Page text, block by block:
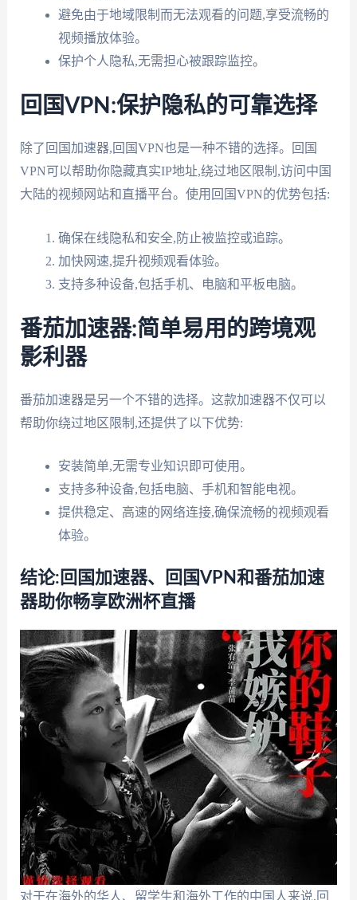
避免由于地域限制而无法观看的问题,享受流畅的
视频播放体验。
保护个人隐私,无需担心被跟踪监控。
回国VPN:保护隐私的可靠选择
除了回国加速器,回国VPN也是一种不错的选择。回国
VPN可以帮助你隐藏真实IP地址,绕过地区限制,访问中国
大陆的视频网站和直播平台。使用回国VPN的优势包括:
确保在线隐私和安全,防止被监控或追踪。
加快网速,提升视频观看体验。
支持多种设备,包括手机、电脑和平板电脑。
番茄加速器:简单易用的跨境观
影利器
番茄加速器是另一个不错的选择。这款加速器不仅可以
帮助你绕过地区限制,还提供了以下优势:
安装简单,无需专业知识即可使用。
支持多种设备,包括电脑、手机和智能电视。
提供稳定、高速的网络连接,确保流畅的视频观看
体验。
结论:回国加速器、回国VPN和番茄加速
器助你畅享欧洲杯直播
对于在海外的华人、留学生和海外工作的中国人来说,回